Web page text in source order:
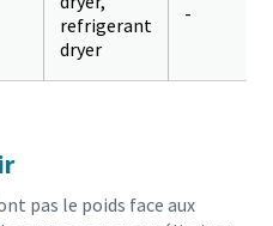
refrigerant
dryer
-
pas le poids face aux